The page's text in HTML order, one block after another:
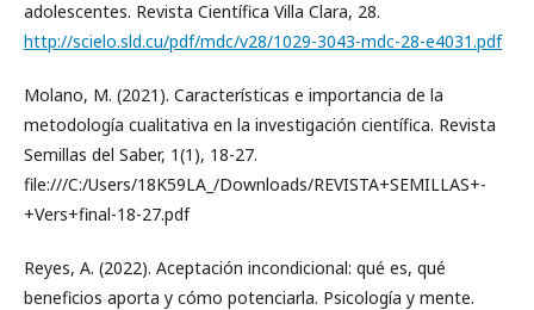
adolescentes. Revista Científica Villa Clara, 28.
http://scielo.sld.cu/pdf/mdc/v28/1029-3043-mdc-28-e4031.pdf
Molano, M. (2021). Características e importancia de la
metodología cualitativa en la investigación científica. Revista
Semillas del Saber, 1(1), 18-27.
file:///C:/Users/18K59LA_/Downloads/REVISTA+SEMILLAS+-
+Vers+final-18-27.pdf
Reyes, A. (2022). Aceptación incondicional: qué es, qué
beneficios aporta y cómo potenciarla. Psicología y mente.